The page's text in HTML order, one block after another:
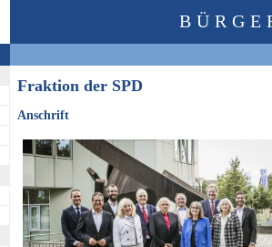
Fraktion der SPD
Anschrift